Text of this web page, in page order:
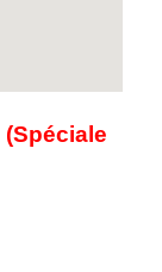
(Spéciale